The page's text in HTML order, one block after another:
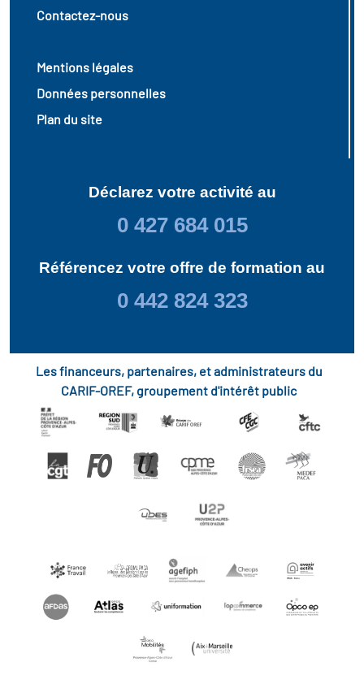
Contactez-nous
Mentions légales
Données personnelles
Plan du site
Déclarez votre activité au
0 427 684 015
Référencez votre offre de formation au
0 442 824 323
Les financeurs, partenaires, et administrateurs du
CARIF-OREF, groupement d'intérêt public